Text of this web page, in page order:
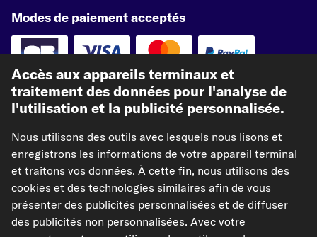
Modes de paiement acceptés
Nos partenaires d'expédition
kfzteile24.de kfzteile24.at
carpardoo.nl
Accès aux appareils terminaux et
traitement des données pour l'analyse de
l'utilisation et la publicité personnalisée.
Nous utilisons des outils avec lesquels nous lisons et
enregistrons les informations de votre appareil terminal
et traitons vos données. À cette fin, nous utilisons des
cookies et des technologies similaires afin de vous
présenter des publicités personnalisées et de diffuser
des publicités non personnalisées. Avec votre